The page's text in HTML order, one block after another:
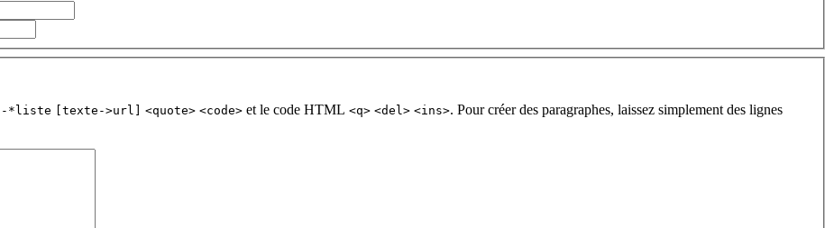
-*liste [texte->url] <quote> <code> et le code HTML <q> <del> <ins>. Pour créer des paragraphes, laissez simplement des lignes